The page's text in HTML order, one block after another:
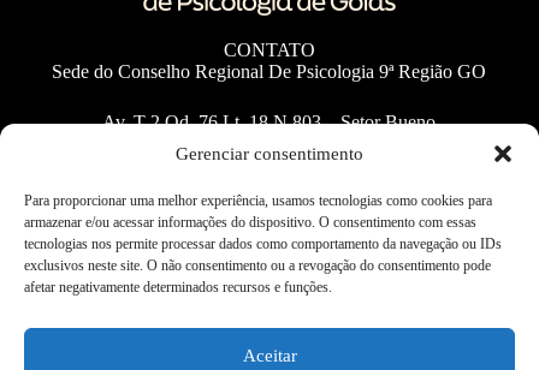
Gerenciar consentimento
Para proporcionar uma melhor experiência, usamos tecnologias como cookies para
armazenar e/ou acessar informações do dispositivo. O consentimento com essas
tecnologias nos permite processar dados como comportamento da navegação ou IDs
exclusivos neste site. O não consentimento ou a revogação do consentimento pode
afetar negativamente determinados recursos e funções.
Aceitar
CONTATO
Sede do Conselho Regional De Psicologia 9ª Região GO
Av. T-2 Qd. 76 Lt. 18 N 803 – Setor Bueno
CEP 74.210-010 – Goiânia – Go
Fone: (62) 3253-1785
Horário de Funcionamento: 09h às 16h